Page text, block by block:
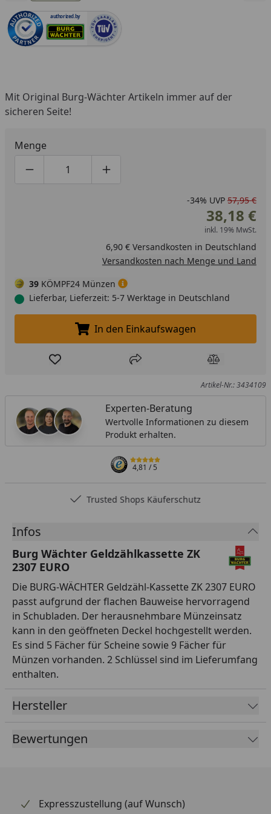
authorized.by
Mit Original Burg-Wächter Artikeln immer auf der
sicheren Seite!
Menge
Produktmenge um eins verringern
Produktmenge manuell eingeben
Produktmenge um eins erhöhen
-34% UVP 57,95 €
38,18 €
inkl. 19% MwSt.
6,90 € Versandkosten in Deutschland
Versandkosten nach Menge und Land
39 KÖMPF24 Münzen
Lieferbar, Lieferzeit: 5-7 Werktage in Deutschland
In den Einkaufswagen legen
In den Einkaufswagen
Produkt zur Wunschliste hinzufügen
Teilen Produkt
Artikel-Nr.: 3434109
Experten-Beratung
Wertvolle Informationen zu diesem
Produkt erhalten.
4,81/ 5
Trusted Shops Käuferschutz
Infos
Burg Wächter Geldzählkassette ZK
2307 EURO
Die BURG-WÄCHTER Geldzähl-Kassette ZK 2307 EURO
passt aufgrund der flachen Bauweise hervorragend
in Schubladen. Der herausnehmbare Münzeinsatz
kann in den geöffneten Deckel hochgestellt werden.
Es sind 5 Fächer für Scheine sowie 9 Fächer für
Münzen vorhanden. 2 Schlüssel sind im Lieferumfang
enthalten.
Hersteller
Bewertungen
Expresszustellung (auf Wunsch)